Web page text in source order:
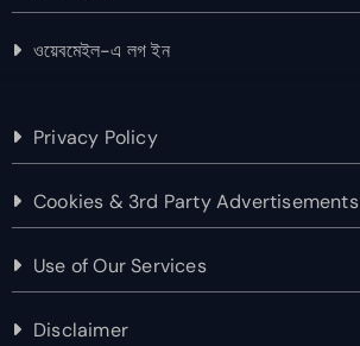
ওয়েবমেইল-এ লগ ইন
Privacy Policy
Cookies & 3rd Party Advertisements
Use of Our Services
Disclaimer